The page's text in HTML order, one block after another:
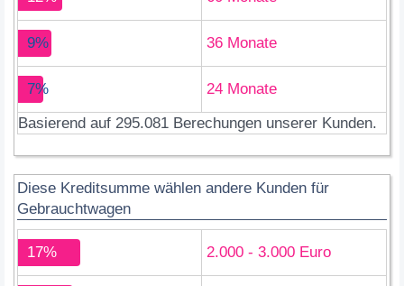
9% 36 Monate
7%
24 Monate
Basierend auf 295.081 Berechungen unserer Kunden.
Diese Kreditsumme wählen andere Kunden für
Gebrauchtwagen
17% 2.000 - 3.000 Euro